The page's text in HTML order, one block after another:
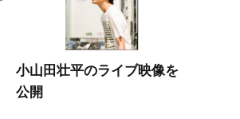
小山田壮平のライブ映像を
公開